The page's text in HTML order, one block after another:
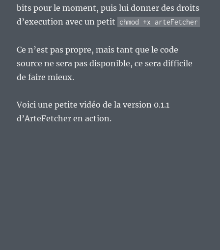
bits pour le moment, puis lui donner des droits
d’execution avec un petit chmod +x arteFetcher
Ce n’est pas propre, mais tant que le code
source ne sera pas disponible, ce sera difficile
de faire mieux.
Voici une petite vidéo de la version 0.1.1
d’ArteFetcher en action.